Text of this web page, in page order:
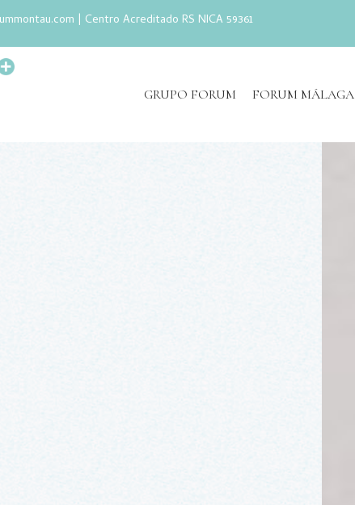
| Centro Acreditado RS NICA 59361
GRUPO FORUM FORUM MÁLAGA